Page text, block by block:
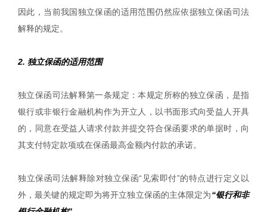
因此，当前我国独立保函的适用范围仍然应依据独立保函司法
解释的规定。
2. 独立保函的适用范围
独立保函司法解释第一条规定：本规定所称的独立保函，是指
银行或非银行金融机构作为开立人，以书面形式向受益人开具
的，同意在受益人请求付款并提交符合保函要求的单据时，向
其支付特定款项或在保函最高金额内付款的承诺。
独立保函司法解释除对独立保函“见索即付”的特点进行定义以
外，最关键的规定即为将开立独立保函的主体限定为“银行和非